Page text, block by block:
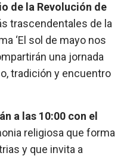
de la Revolución de
trascendentales de la
‘El sol de mayo nos
una jornada
tradición y encuentro
a las 10:00 con el
religiosa que forma
y que invita a